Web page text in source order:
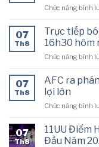
Chức năng bình
07
Th8
Trực tiếp
16h30 hôm
Chức năng bình
07
Th8
AFC ra
lợi lớn
Chức năng bình
07
Th8
11UU Điểm
Đầu Năm